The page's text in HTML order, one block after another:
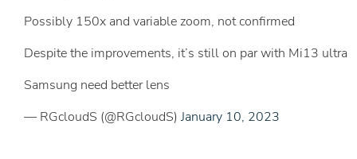
Possibly 150x and variable zoom, not confirmed
Despite the improvements, it’s still on par with Mi13 ultra
Samsung need better lens
— RGcloudS (@RGcloudS)January 10, 2023